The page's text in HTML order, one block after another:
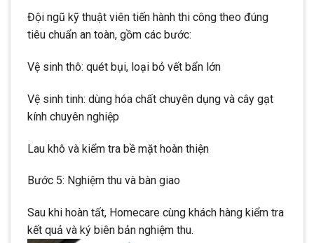
Đội ngũ kỹ thuật viên tiến hành thi công theo đúng
tiêu chuẩn an toàn, gồm các bước:
Vệ sinh thô: quét bụi, loại bỏ vết bẩn lớn
Vệ sinh tinh: dùng hóa chất chuyên dụng và cây gạt
kính chuyên nghiệp
Lau khô và kiểm tra bề mặt hoàn thiện
Bước 5: Nghiệm thu và bàn giao
Sau khi hoàn tất, Homecare cùng khách hàng kiểm tra
kết quả và ký biên bản nghiệm thu.